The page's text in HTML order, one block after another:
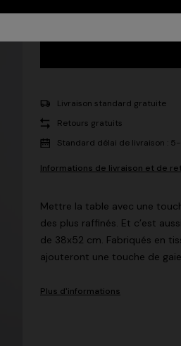
Livraison standard gratuite
Retours gratuits
Standard délai de livraison :
Informations de livraison et de
Mettre la table avec une
des plus raffinés. Et c’est
de 38x52 cm. Fabriqués en
ajouteront une touche de
Plus d'informations